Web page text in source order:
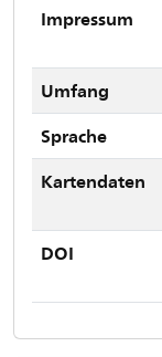
Impressum
Umfang
Sprache
Kartendaten
DOI